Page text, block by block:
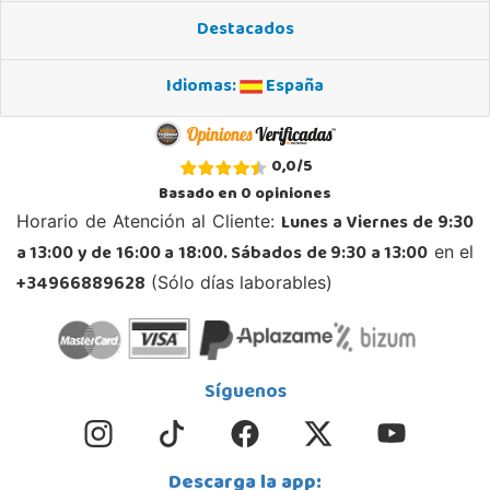
POCAS UNIDADES
Juguetilandia Xátiva
Centro Comercial Plaza Mayor, nivel 0, local 23
46800, Xátiva
962 227 531
Localizar Tienda
Destacados
Idiomas:
España
0,0/5
Basado en0opiniones
Horario de Atención al Cliente: Lunes a Viernes de 9:30
a 13:00 y de 16:00 a 18:00. Sábados de 9:30 a 13:00 en el
+34966889628 (Sólo días laborables)
Síguenos